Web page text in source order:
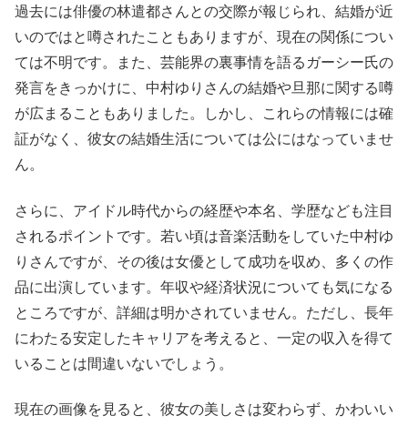
過去には俳優の林遣都さんとの交際が報じられ、結婚が近
いのではと噂されたこともありますが、現在の関係につい
ては不明です。また、芸能界の裏事情を語るガーシー氏の
発言をきっかけに、中村ゆりさんの結婚や旦那に関する噂
が広まることもありました。しかし、これらの情報には確
証がなく、彼女の結婚生活については公にはなっていませ
ん。
さらに、アイドル時代からの経歴や本名、学歴なども注目
されるポイントです。若い頃は音楽活動をしていた中村ゆ
りさんですが、その後は女優として成功を収め、多くの作
品に出演しています。年収や経済状況についても気になる
ところですが、詳細は明かされていません。ただし、長年
にわたる安定したキャリアを考えると、一定の収入を得て
いることは間違いないでしょう。
現在の画像を見ると、彼女の美しさは変わらず、かわいい